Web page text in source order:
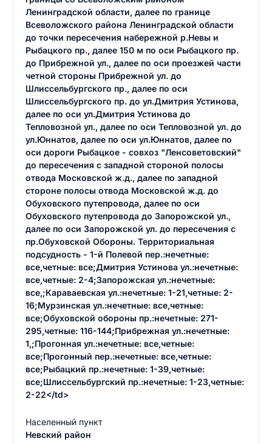
Ленинградской области, далее по границе
Всеволожского района Ленинградской области
до точки пересечения набережной р.Невы и
Рыбацкого пр., далее 150 м по оси Рыбацкого пр.
до Прибрежной ул., далее по оси проезжей части
четной стороны Прибрежной ул. до
Шлиссельбургского пр., далее по оси
Шлиссельбургского пр. до ул.Дмитрия Устинова,
далее по оси ул.Дмитрия Устинова до
Тепловозной ул., далее по оси Тепловозной ул. до
ул.Юннатов, далее по оси ул.Юннатов, далее по
оси дороги Рыбацкое - совхоз "Ленсоветовский"
до пересечения с западной стороной полосы
отвода Московской ж.д., далее по западной
стороне полосы отвода Московской ж.д. до
Обуховского путепровода, далее по оси
Обуховского путепровода до Запорожской ул.,
далее по оси Запорожской ул. до пересечения с
пр.Обуховской Обороны. Территориальная
подсудность - 1-й Полевой пер.:нечетные:
все,четные: все;Дмитрия Устинова ул.:нечетные:
все,четные: 2-4;Запорожская ул.:нечетные:
все,;Караваевская ул.:нечетные: 1-21,четные: 2-
16;Мурзинская ул.:нечетные: все,четные:
все;Обуховской обороны пр.:нечетные: 271-
295,четные: 116-144;Прибрежная ул.:нечетные:
1,;Прогонная ул.:нечетные: все,четные:
все;Прогонный пер.:нечетные: все,четные:
все;Рыбацкий пр.:нечетные: 1-39,четные:
все;Шлиссельбургский пр.:нечетные: 1-23,четные:
2-22</td>
Населенный пункт
Невский район